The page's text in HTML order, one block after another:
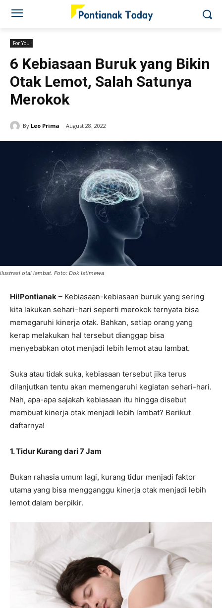
For You
6 Kebiasaan Buruk yang Bikin
Otak Lemot, Salah Satunya
Merokok
By Leo Prima August 28, 2022
ilustrasi otal lambat. Foto: Dok Istimewa
Hi!Pontianak – Kebiasaan-kebiasaan buruk yang sering
kita lakukan sehari-hari seperti merokok ternyata bisa
memegaruhi kinerja otak. Bahkan, setiap orang yang
kerap melakukan hal tersebut dianggap bisa
menyebabkan otot menjadi lebih lemot atau lambat.
Suka atau tidak suka, kebiasaan tersebut jika terus
dilanjutkan tentu akan memengaruhi kegiatan sehari-hari.
Nah, apa-apa sajakah kebiasaan itu hingga disebut
membuat kinerja otak menjadi lebih lambat? Berikut
daftarnya!
1. Tidur Kurang dari 7 Jam
Bukan rahasia umum lagi, kurang tidur menjadi faktor
utama yang bisa mengganggu kinerja otak menjadi lebih
lemot dalam berpikir.